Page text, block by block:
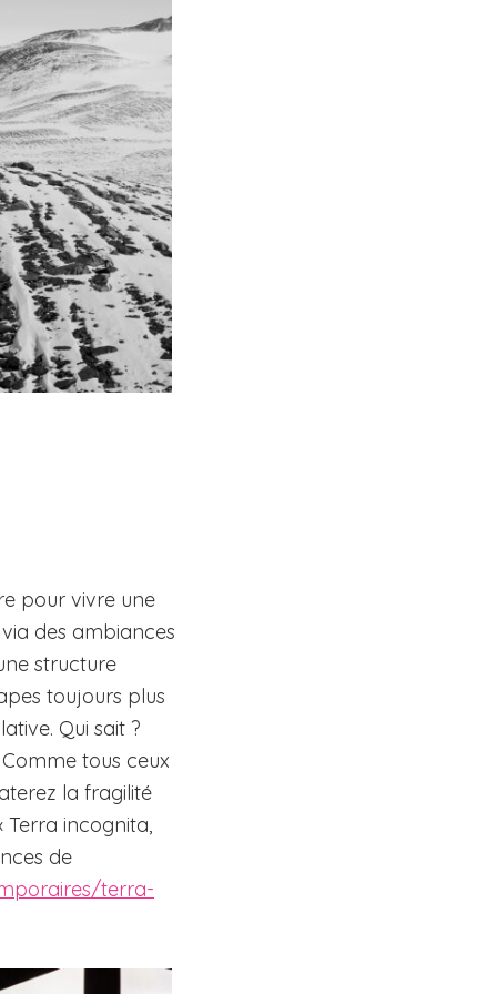
pour vivre une
des ambiances
structure
toujours plus
Qui sait ?
tous ceux
la fragilité
Terra incognita,
de
terra-